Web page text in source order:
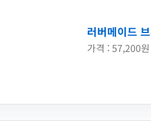
러버메이드
가격 : 57,200원